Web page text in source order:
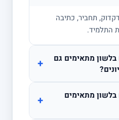
תחביר, כתיבה
התלמיד.
מתאימים גם
+
מתאימים
+